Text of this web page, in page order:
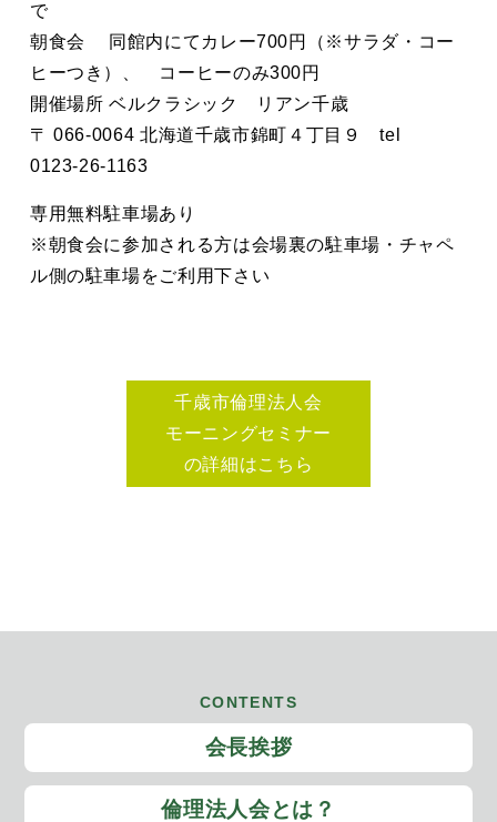
で
朝食会 同館内にてカレー700円（※サラダ・コー
ヒーつき）、 コーヒーのみ300円
開催場所 ベルクラシック リアン千歳
〒 066-0064 北海道千歳市錦町４丁目９ tel
0123-26-1163
専用無料駐車場あり
※朝食会に参加される方は会場裏の駐車場・チャペ
ル側の駐車場をご利用下さい
千歳市倫理法人会
モーニングセミナー
の詳細はこちら
CONTENTS
会長挨拶
倫理法人会とは？